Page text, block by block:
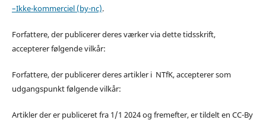
–Ikke-kommerciel (by-nc).
Forfattere, der publicerer deres værker via dette tidsskrift,
accepterer følgende vilkår:
Forfattere, der publicerer deres artikler i NTfK, accepterer som
udgangspunkt følgende vilkår:
Artikler der er publiceret fra 1/1 2024 og fremefter, er tildelt en CC-By